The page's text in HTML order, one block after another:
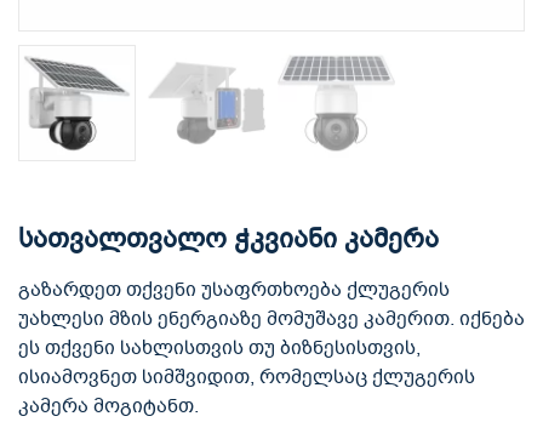
სათვალთვალო ჭკვიანი კამერა
გაზარდეთ თქვენი უსაფრთხოება ქლუგერის
უახლესი მზის ენერგიაზე მომუშავე კამერით. იქნება
ეს თქვენი სახლისთვის თუ ბიზნესისთვის,
ისიამოვნეთ სიმშვიდით, რომელსაც ქლუგერის
კამერა მოგიტანთ.